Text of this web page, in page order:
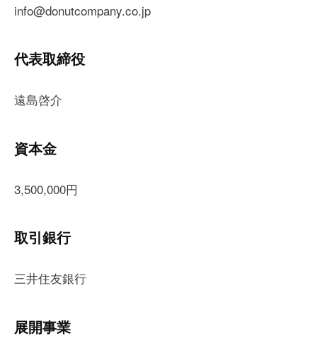
info@donutcompany.co.jp
代表取締役
遠島啓介
資本金
3,500,000円
取引銀行
三井住友銀行
展開事業